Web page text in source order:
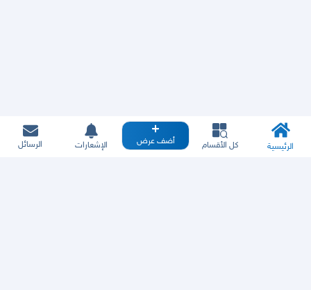
الرئيسية كل الأقسام أضف عرض الإشعارات الرسائل